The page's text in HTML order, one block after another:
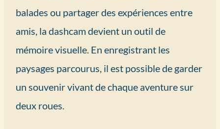
balades ou partager des expériences entre
amis, la dashcam devient un outil de
mémoire visuelle. En enregistrant les
paysages parcourus, il est possible de garder
un souvenir vivant de chaque aventure sur
deux roues.